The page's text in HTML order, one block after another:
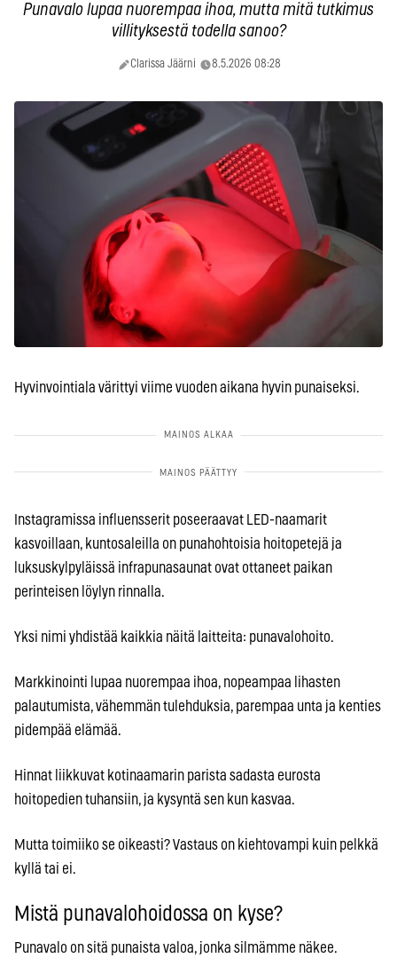
Punavalo lupaa nuorempaa ihoa, mutta mitä tutkimus
villityksestä todella sanoo?
Clarissa Jäärni 8.5.2026 08:28
Hyvinvointiala värittyi viime vuoden aikana hyvin punaiseksi.
Instagramissa influensserit poseeraavat LED-naamarit
kasvoillaan, kuntosaleilla on punahohtoisia hoitopetejä ja
luksuskylpyläissä infrapunasaunat ovat ottaneet paikan
perinteisen löylyn rinnalla.
Yksi nimi yhdistää kaikkia näitä laitteita: punavalohoito.
Markkinointi lupaa nuorempaa ihoa, nopeampaa lihasten
palautumista, vähemmän tulehduksia, parempaa unta ja kenties
pidempää elämää.
Hinnat liikkuvat kotinaamarin parista sadasta eurosta
hoitopedien tuhansiin, ja kysyntä sen kun kasvaa.
Mutta toimiiko se oikeasti? Vastaus on kiehtovampi kuin pelkkä
kyllä tai ei.
Mistä punavalohoidossa on kyse?
Punavalo on sitä punaista valoa, jonka silmämme näkee.